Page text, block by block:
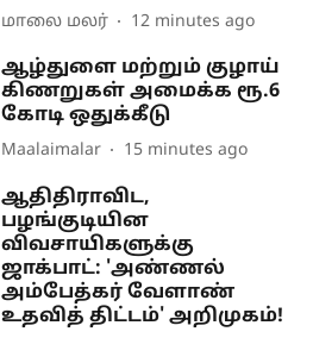
மாலை மலர் 12 minutes ago
ஆழ்துளை மற்றும் குழாய்
கிணறுகள் அமைக்க ரூ.6
கோடி ஒதுக்கீடு
Maalaimalar 15 minutes ago
ஆதிதிராவிட,
பழங்குடியின
விவசாயிகளுக்கு
ஜாக்பாட்: 'அண்ணல்
அம்பேத்கர் வேளாண்
உதவித் திட்டம்' அறிமுகம்!